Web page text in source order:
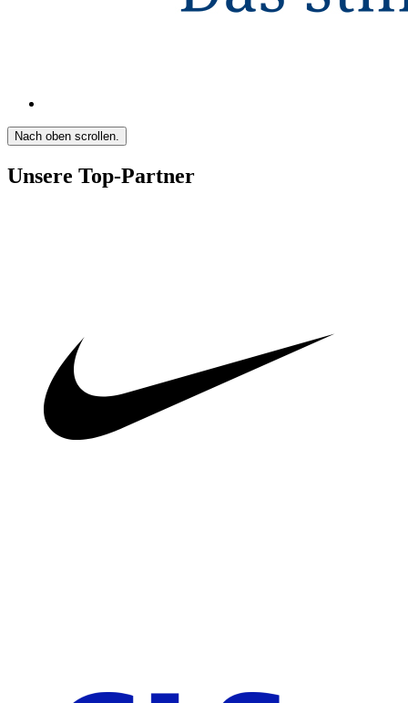
Nach oben scrollen.
Unsere Top-Partner